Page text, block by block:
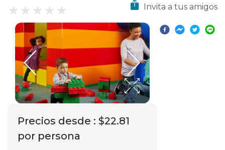
Invita a tus amigos
Precios desde : $22.81
por persona